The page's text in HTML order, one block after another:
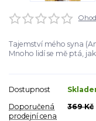
Tajemství mého syna
Mnoho lidí se mě ptá,
Dostupnost
Doporučená
prodejní cena
369 Kč